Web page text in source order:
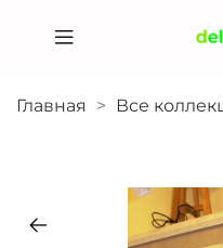
Главная Все